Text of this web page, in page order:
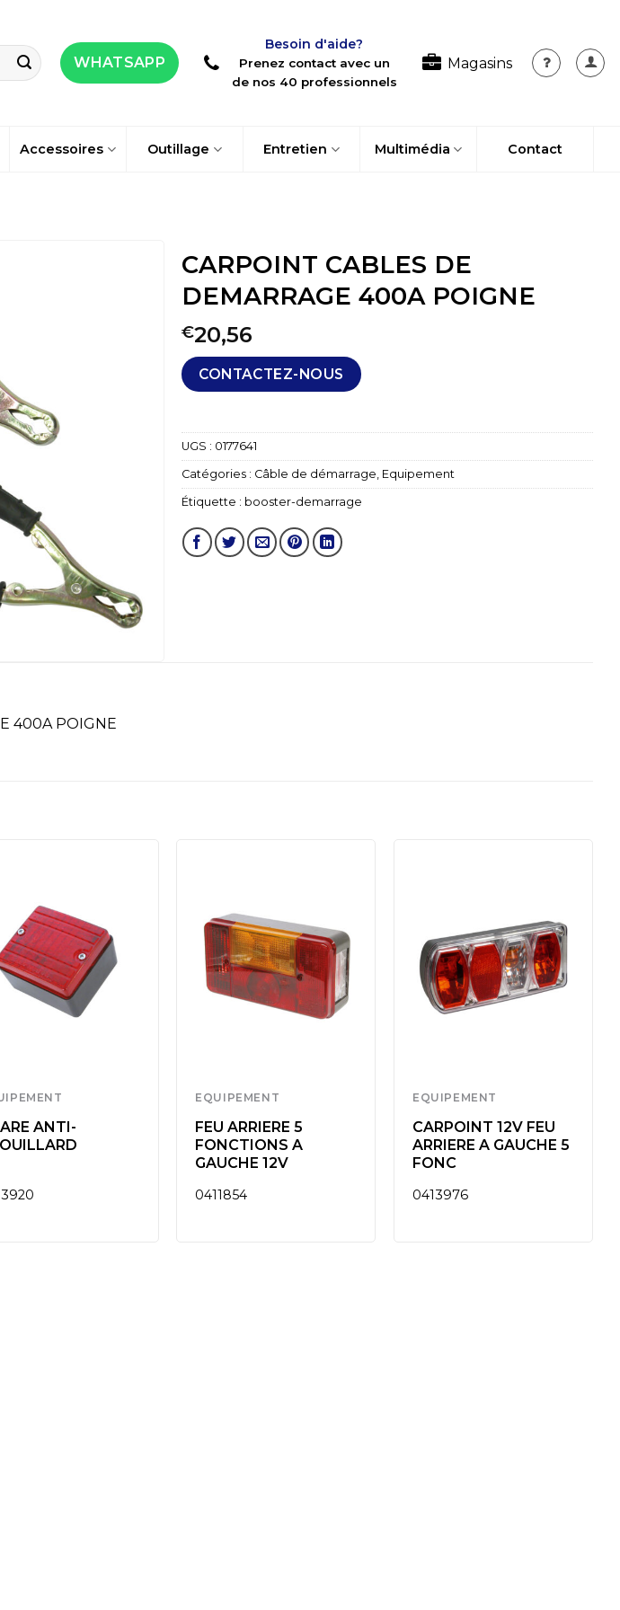
WHATSAPP
Besoin d'aide?
Prenez contact avec un
de nos 40 professionnels
Magasins
Accessoires Outillage Entretien Multimédia Contact
CARPOINT CABLES DE
DEMARRAGE 400A POIGNE
€20,56
CONTACTEZ-NOUS
UGS : 0177641
Catégories : Câble de démarrage, Equipement
Étiquette : booster-demarrage
400A POIGNE
ANTI-
EQUIPEMENT
FEU ARRIERE 5
FONCTIONS A
GAUCHE 12V
0411854
EQUIPEMENT
CARPOINT 12V FEU
ARRIERE A GAUCHE 5
FONC
0413976